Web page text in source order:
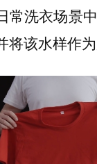
常洗衣场景
将该水样作为